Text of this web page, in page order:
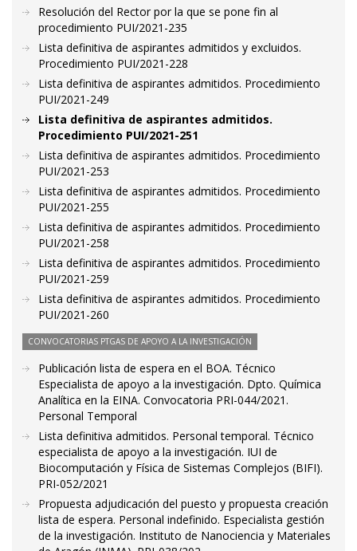
Resolución del Rector por la que se pone fin al
procedimiento PUI/2021-235
Lista definitiva de aspirantes admitidos y excluidos.
Procedimiento PUI/2021-228
Lista definitiva de aspirantes admitidos. Procedimiento
PUI/2021-249
Lista definitiva de aspirantes admitidos.
Procedimiento PUI/2021-251
Lista definitiva de aspirantes admitidos. Procedimiento
PUI/2021-253
Lista definitiva de aspirantes admitidos. Procedimiento
PUI/2021-255
Lista definitiva de aspirantes admitidos. Procedimiento
PUI/2021-258
Lista definitiva de aspirantes admitidos. Procedimiento
PUI/2021-259
Lista definitiva de aspirantes admitidos. Procedimiento
PUI/2021-260
CONVOCATORIAS PTGAS DE APOYO A LA INVESTIGACIÓN
Publicación lista de espera en el BOA. Técnico
Especialista de apoyo a la investigación. Dpto. Química
Analítica en la EINA. Convocatoria PRI-044/2021.
Personal Temporal
Lista definitiva admitidos. Personal temporal. Técnico
especialista de apoyo a la investigación. IUI de
Biocomputación y Física de Sistemas Complejos (BIFI).
PRI-052/2021
Propuesta adjudicación del puesto y propuesta creación
lista de espera. Personal indefinido. Especialista gestión
de la investigación. Instituto de Nanociencia y Materiales